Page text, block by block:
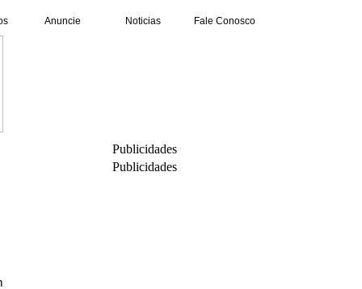
Anuncie Noticias Fale Conosco
Publicidades
Publicidades